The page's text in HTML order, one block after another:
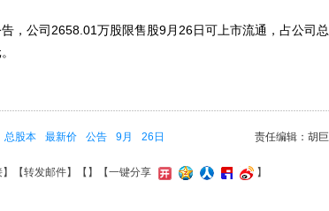
公司2658.01万股限售股9月26日可上市流通，占公司总
责任编辑：胡巨
总股本 最新价 公告 9月 26日
】【转发邮件】【 】 【一键分享 】